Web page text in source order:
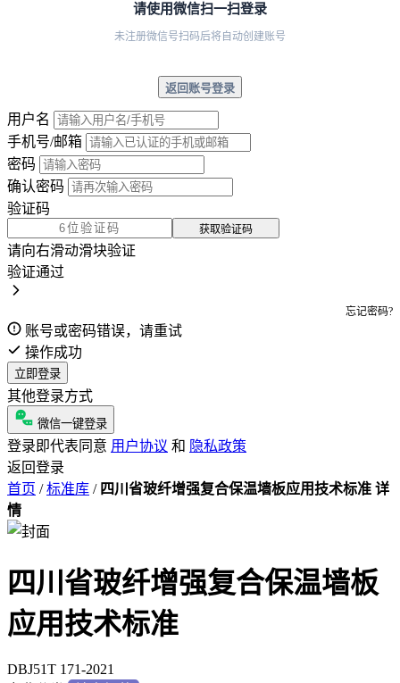
请使用微信扫一扫登录
未注册微信号扫码后将自动创建账号
返回账号登录
用户名
手机号/邮箱
密码
确认密码
验证码
获取验证码
请向右滑动滑块验证
验证通过
忘记密码?
账号或密码错误，请重试
操作成功
立即登录
其他登录方式
微信一键登录
登录即代表同意 用户协议 和 隐私政策
返回登录
首页 / 标准库 / 四川省玻纤增强复合保温墙板应用技术标准 详
情
四川省玻纤增强复合保温墙板
应用技术标准
DBJ51T 171-2021